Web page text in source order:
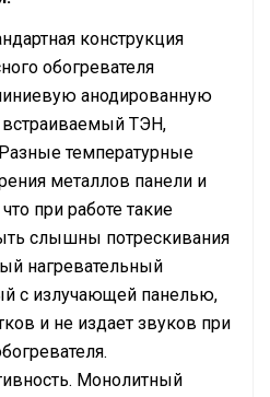
конструкция
обогревателя
анодированную
ТЭН,
температурные
металлов панели и
при работе такие
слышны потрескивания
нагревательный
с излучающей панелью,
и не издает звуков при
Монолитный